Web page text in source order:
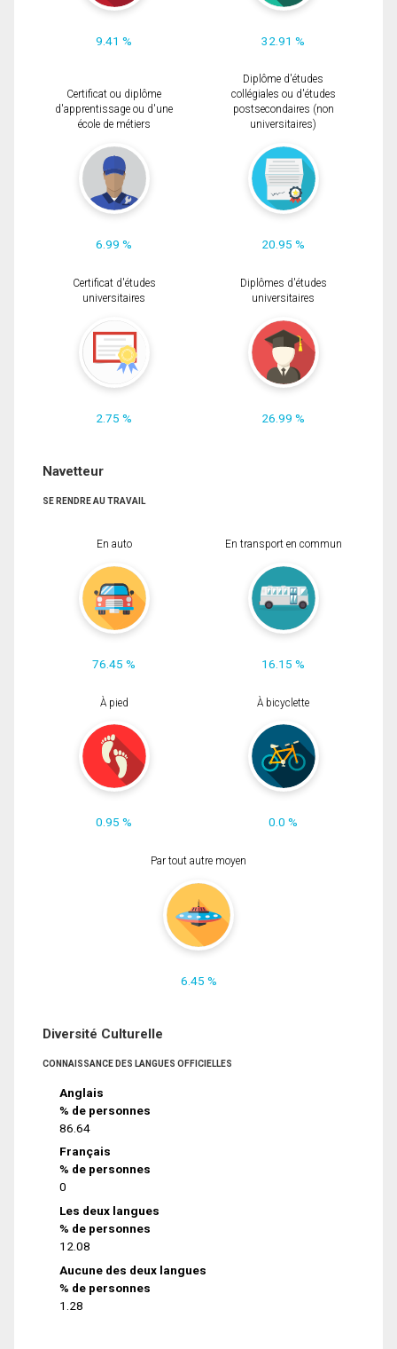
9.41 % 32.91 %
Certificat ou diplôme
d'apprentissage ou d'une
école de métiers
6.99 %
Diplôme d'études
collégiales ou d'études
postsecondaires (non
universitaires)
20.95 %
Certificat d'études
universitaires
2.75 %
Diplômes d'études
universitaires
26.99 %
Navetteur
SE RENDRE AU TRAVAIL
En auto
76.45 %
En transport en commun
16.15 %
À pied
0.95 %
À bicyclette
0.0 %
Par tout autre moyen
6.45 %
Diversité Culturelle
CONNAISSANCE DES LANGUES OFFICIELLES
Anglais
% de personnes
86.64
Français
% de personnes
0
Les deux langues
% de personnes
12.08
Aucune des deux langues
% de personnes
1.28